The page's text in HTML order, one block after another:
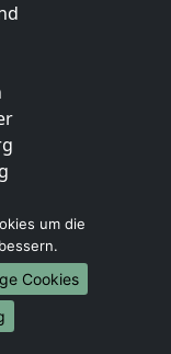
um die
Cookies